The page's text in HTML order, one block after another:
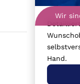
Wir
Hand.